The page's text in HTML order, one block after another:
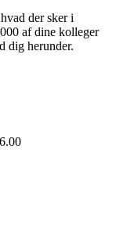
der sker i
af dine kolleger
dig herunder.